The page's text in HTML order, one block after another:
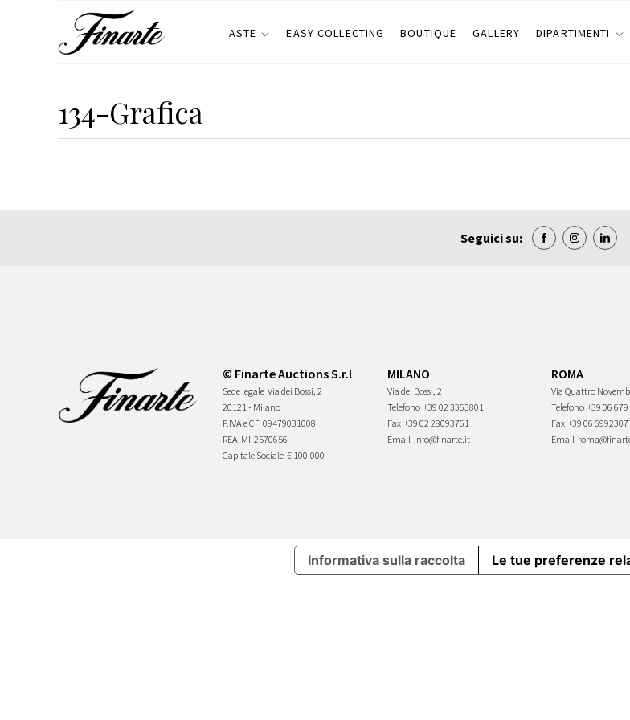
ASTE EASY COLLECTING BOUTIQUE GALLERY DIPARTIMENTI
134-Grafica
Seguici su:
© Finarte Auctions S.r.l
Sede legale Via dei Bossi, 2
20121 - Milano
P.IVA e CF 09479031008
REA MI-2570656
Capitale Sociale € 100.000
MILANO
Via dei Bossi, 2
Telefono +39 02 3363801
Fax +39 02 28093761
Email info@finarte.it
ROMA
Via Quattro
Telefono +39 06
Fax +39 06
Email
Informativa sulla raccolta Le tue preferenze